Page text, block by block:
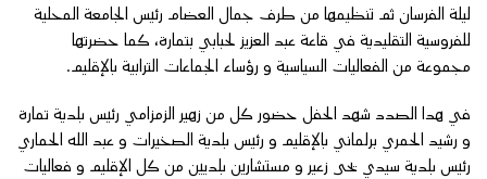
ليلة الفرسان ثم تنظيمها من طرف جمال العضام رئيس الجامعة المحلية
للفروسية التقليدية في قاعة عبد العزيز لحبابي بتمارة، كما حضرتها
مجموعة من الفعاليات السياسية و رؤساء الجماعات الترابية بالإقليم.
في هدا الصدد شهد الحفل حضور كل من زهير الزمزامي رئيس بلدية تمارة
و رشيد الحمري برلماني بالإقليم و رئيس بلدية الصخيرات و عبد الله الحماري
رئيس بلدية سيدي يحى زعير و مستشارين بلديين من كل الإقليم و فعاليات